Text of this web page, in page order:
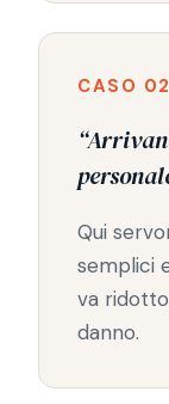
CASO 02
Qui
semplici
va
danno.